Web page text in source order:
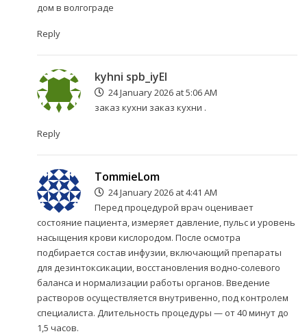
дом в волгограде
Reply
kyhni spb_iyEl
24 January 2026 at 5:06 AM
заказ кухни заказ кухни .
Reply
TommieLom
24 January 2026 at 4:41 AM
Перед процедурой врач оценивает
состояние пациента, измеряет давление, пульс и уровень
насыщения крови кислородом. После осмотра
подбирается состав инфузии, включающий препараты
для дезинтоксикации, восстановления водно-солевого
баланса и нормализации работы органов. Введение
растворов осуществляется внутривенно, под контролем
специалиста. Длительность процедуры — от 40 минут до
1,5 часов.